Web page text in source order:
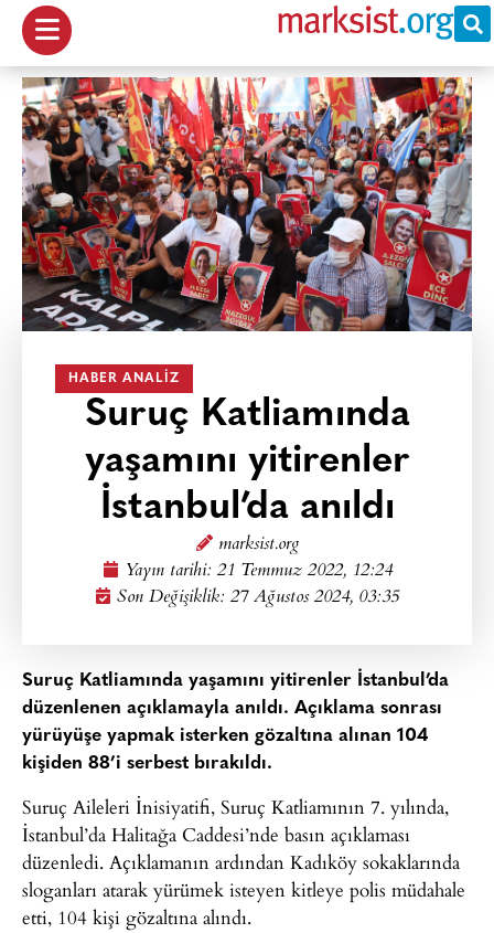
HABER ANALIZ
Suruç Katliamında
yaşamını yitirenler
İstanbul’da anıldı
marksist.org
Yayın tarihi: 21 Temmuz 2022, 12:24
Son Değişiklik: 27 Ağustos 2024, 03:35
Suruç Katliamında yaşamını yitirenler İstanbul’da
düzenlenen açıklamayla anıldı. Açıklama sonrası
yürüyüşe yapmak isterken gözaltına alınan 104
kişiden 88’i serbest bırakıldı.
Suruç Aileleri İnisiyatifi, Suruç Katliamının 7. yılında,
İstanbul’da Halitağa Caddesi’nde basın açıklaması
düzenledi. Açıklamanın ardından Kadıköy sokaklarında
sloganları atarak yürümek isteyen kitleye polis müdahale
etti, 104 kişi gözaltına alındı.